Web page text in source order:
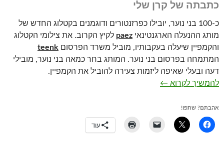
כתבתה של קרן שלי
כ-100 בני נוער, יובילו כפרזנטורים ודוגמנים בקטלוג החדש של
מותג ההנעלה הארגנטינאי paez לקיץ הקרוב. את צילומי הקטלוג
והקמפיין שיעלה בעקבותיו, מוביל משרד הפרסום teenk
המתמחה בפרסום בני נוער. המותג בחר כמאה בני נוער, מובילי
דעה ובעלי שאיפה ליזמות צעירה להוביל את הקמפיין.
להמשיך לקרוא מותג ההנעלה הארגנטינאי Paez
←
אהבתם? שתפו!
עוד